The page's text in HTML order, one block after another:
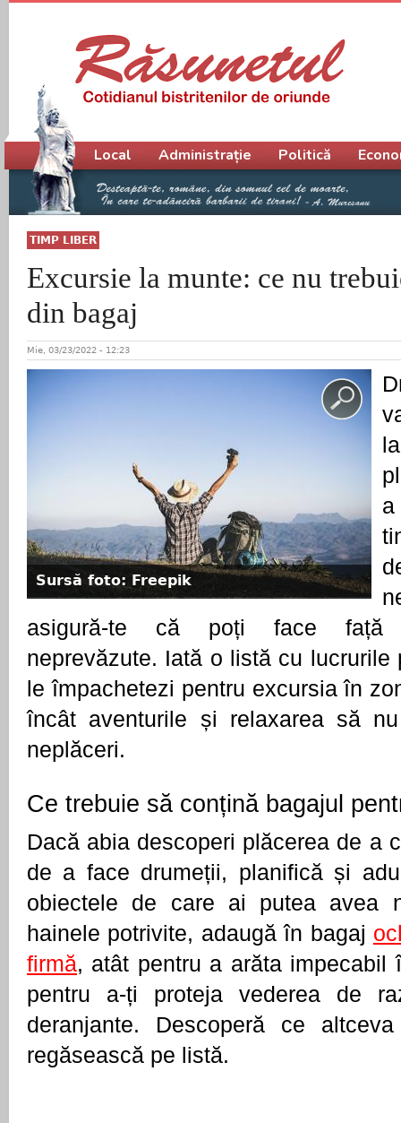
TIMP LIBER
Excursie la munte: ce nu
din bagaj
Mie, 03/23/2022 - 12:23
Sursă foto: Freepik
asigură-te că poți face față
neprevăzute. Iată o listă cu lucrurile
le împachetezi pentru excursia în
încât aventurile și relaxarea să
neplăceri.
Ce trebuie să conțină bagajul
Dacă abia descoperi plăcerea de a
de a face drumeții, planifică și
obiectele de care ai putea avea
hainele potrivite, adaugă în bagaj
firmă, atât pentru a arăta impecabil
pentru a-ți proteja vederea de
deranjante. Descoperă ce
regăsească pe listă.
Meniu principal
Local Administrație Politică